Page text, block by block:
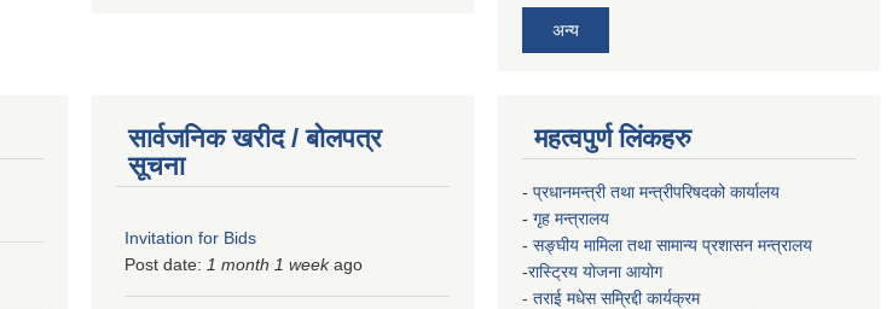
अन्य
सार्वजनिक खरीद / बोलपत्र
सूचना
Invitation for Bids
Post date: 1 month 1 weekago
महत्वपुर्ण लिंकहरु
- प्रधानमन्त्री तथा मन्त्रीपरिषदको कार्यालय
- गृह मन्त्रालय
- सङ्घीय मामिला तथा सामान्य प्रशासन मन्त्रालय
-रास्ट्रिय योजना आयोग
- तराई मधेस सम्रिद्दी कार्यक्रम